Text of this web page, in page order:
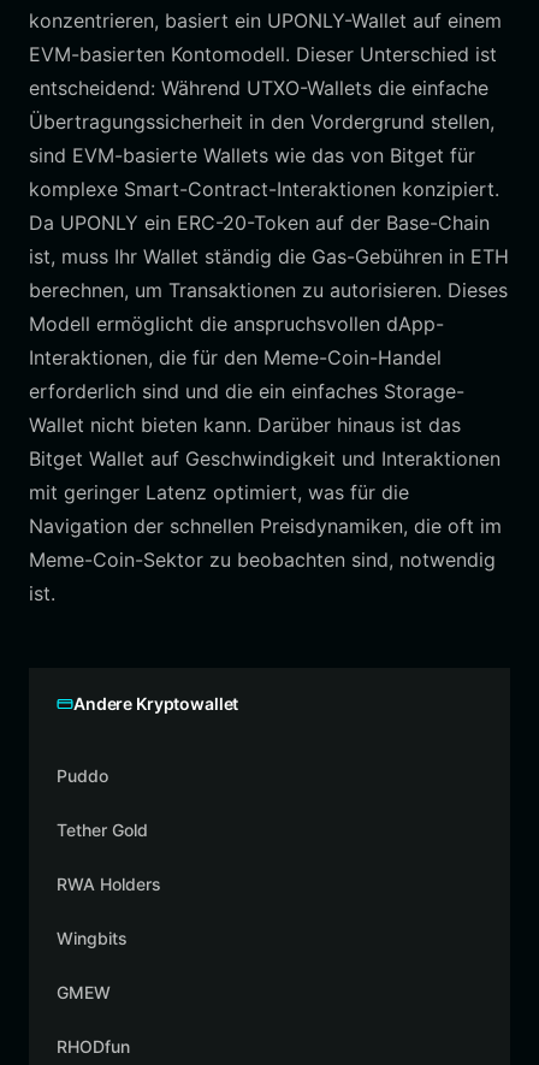
konzentrieren, basiert ein UPONLY-Wallet auf einem
EVM-basierten Kontomodell. Dieser Unterschied ist
entscheidend: Während UTXO-Wallets die einfache
Übertragungssicherheit in den Vordergrund stellen,
sind EVM-basierte Wallets wie das von Bitget für
komplexe Smart-Contract-Interaktionen konzipiert.
Da UPONLY ein ERC-20-Token auf der Base-Chain
ist, muss Ihr Wallet ständig die Gas-Gebühren in ETH
berechnen, um Transaktionen zu autorisieren. Dieses
Modell ermöglicht die anspruchsvollen dApp-
Interaktionen, die für den Meme-Coin-Handel
erforderlich sind und die ein einfaches Storage-
Wallet nicht bieten kann. Darüber hinaus ist das
Bitget Wallet auf Geschwindigkeit und Interaktionen
mit geringer Latenz optimiert, was für die
Navigation der schnellen Preisdynamiken, die oft im
Meme-Coin-Sektor zu beobachten sind, notwendig
ist.
Andere Kryptowallet
Puddo
Tether Gold
RWA Holders
Wingbits
GMEW
RHODfun